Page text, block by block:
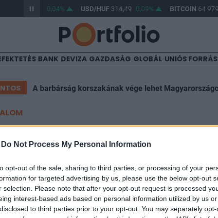
Do Not Process My Personal Information
opt-out of the sale, sharing to third parties, or processing of your
for targeted advertising by us, please use the below opt-out
selection. Please note that after your opt-out request is processed
interest-based ads based on personal information utilized by us
to third parties prior to your opt-out. You may separately
363,31 0,04% USD/HUF314,49 0,09% BITCOIN64
BANK DEVIZA GAZDASÁG GLOBÁL UNIÓS
A barbárság korszakának vége lehet
egy kis bemutatót